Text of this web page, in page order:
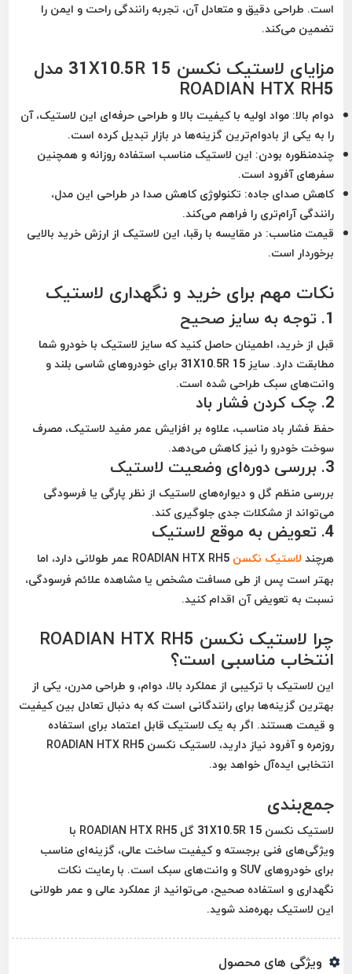
است. طراحی دقیق و متعادل آن، تجربه رانندگی راحت و ایمن را
تضمین می‌کند.
مزایای لاستیک نکسن 31X10.5R 15 مدل
ROADIAN HTX RH5
دوام بالا: مواد اولیه با کیفیت بالا و طراحی حرفه‌ای این لاستیک، آن
را به یکی از بادوام‌ترین گزینه‌ها در بازار تبدیل کرده است.
چندمنظوره بودن: این لاستیک مناسب استفاده روزانه و همچنین
سفرهای آفرود است.
کاهش صدای جاده: تکنولوژی کاهش صدا در طراحی این مدل،
رانندگی آرام‌تری را فراهم می‌کند.
قیمت مناسب: در مقایسه با رقبا، این لاستیک از ارزش خرید بالایی
برخوردار است.
نکات مهم برای خرید و نگهداری لاستیک
1. توجه به سایز صحیح
قبل از خرید، اطمینان حاصل کنید که سایز لاستیک با خودرو شما
مطابقت دارد. سایز 31X10.5R 15 برای خودروهای شاسی بلند و
وانت‌های سبک طراحی شده است.
2. چک کردن فشار باد
حفظ فشار باد مناسب، علاوه بر افزایش عمر مفید لاستیک، مصرف
سوخت خودرو را نیز کاهش می‌دهد.
3. بررسی دوره‌ای وضعیت لاستیک
بررسی منظم گل و دیواره‌های لاستیک از نظر پارگی یا فرسودگی
می‌تواند از مشکلات جدی جلوگیری کند.
4. تعویض به موقع لاستیک
هرچند لاستیک نکسن
ROADIAN HTX RH5 عمر طولانی دارد، اما
بهتر است پس از طی مسافت مشخص یا مشاهده علائم فرسودگی،
نسبت به تعویض آن اقدام کنید.
چرا لاستیک نکسن ROADIAN HTX RH5
انتخاب مناسبی است؟
این لاستیک با ترکیبی از عملکرد بالا، دوام، و طراحی مدرن، یکی از
بهترین گزینه‌ها برای رانندگانی است که به دنبال تعادل بین کیفیت
و قیمت هستند. اگر به یک لاستیک قابل اعتماد برای استفاده
روزمره و آفرود نیاز دارید، لاستیک نکسن ROADIAN HTX RH5
انتخابی ایده‌آل خواهد بود.
جمع‌بندی
لاستیک نکسن 31X10.5R 15 گل ROADIAN HTX RH5 با
ویژگی‌های فنی برجسته و کیفیت ساخت عالی، گزینه‌ای مناسب
برای خودروهای SUV و وانت‌های سبک است. با رعایت نکات
نگهداری و استفاده صحیح، می‌توانید از عملکرد عالی و عمر طولانی
این لاستیک بهره‌مند شوید.
ویژگی های محصول